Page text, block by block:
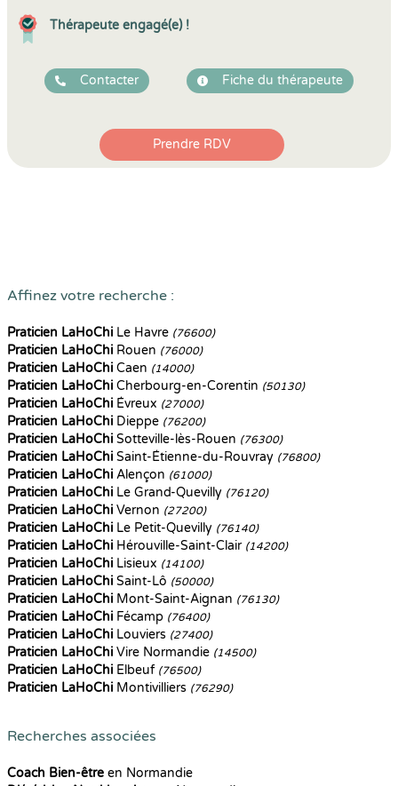
Thérapeute engagé(e) !
Contacter Fiche du thérapeute
Prendre RDV
Affinez votre recherche :
Praticien LaHoChi Le Havre (76600)
Praticien LaHoChi Rouen (76000)
Praticien LaHoChi Caen (14000)
Praticien LaHoChi Cherbourg-en-Corentin (50130)
Praticien LaHoChi Évreux (27000)
Praticien LaHoChi Dieppe (76200)
Praticien LaHoChi Sotteville-lès-Rouen (76300)
Praticien LaHoChi Saint-Étienne-du-Rouvray (76800)
Praticien LaHoChi Alençon (61000)
Praticien LaHoChi Le Grand-Quevilly (76120)
Praticien LaHoChi Vernon (27200)
Praticien LaHoChi Le Petit-Quevilly (76140)
Praticien LaHoChi Hérouville-Saint-Clair (14200)
Praticien LaHoChi Lisieux (14100)
Praticien LaHoChi Saint-Lô (50000)
Praticien LaHoChi Mont-Saint-Aignan (76130)
Praticien LaHoChi Fécamp (76400)
Praticien LaHoChi Louviers (27400)
Praticien LaHoChi Vire Normandie (14500)
Praticien LaHoChi Elbeuf (76500)
Praticien LaHoChi Montivilliers (76290)
Recherches associées
Coach Bien-être en Normandie